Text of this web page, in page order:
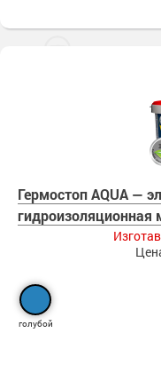
Гермостоп AQUA —
гидроизоляционная
голубой